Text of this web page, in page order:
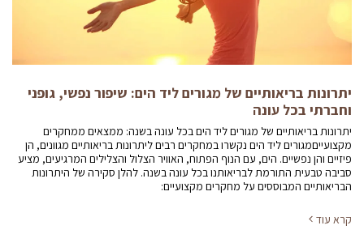
יתרונות בריאותיים של מגורים ליד הים: שיפור נפשי, גופני
וחברתי בכל עונה
יתרונות בריאותיים של מגורים ליד הים בכל עונה בשנה: ממצאים ממחקרים
מקצועייםמגורים ליד הים נקשרו במחקרים רבים ליתרונות בריאותיים מגוונים, הן
פיזיים והן נפשיים. הים, עם הנוף הפתוח, האוויר הצלול והצלילים המרגיעים, מציע
סביבה טבעית התורמת לבריאותנו בכל עונה בשנה. להלן סקירה של היתרונות
הבריאותיים המבוססים על מחקרים מקצועיים:
קרא עוד